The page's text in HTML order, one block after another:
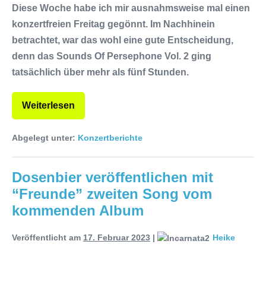
Diese Woche habe ich mir ausnahmsweise mal einen
konzertfreien Freitag gegönnt. Im Nachhinein
betrachtet, war das wohl eine gute Entscheidung,
denn das Sounds Of Persephone Vol. 2 ging
tatsächlich über mehr als fünf Stunden.
Weiterlesen
Abgelegt unter: Konzertberichte
Dosenbier veröffentlichen mit
“Freunde” zweiten Song vom
kommenden Album
Veröffentlicht am 17. Februar 2023 | Heike